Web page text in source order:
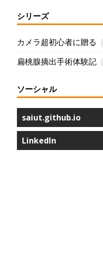
シリーズ
カメラ超初心者に贈る
扁桃腺摘出手術体験記
ソーシャル
saiut.github.io
LinkedIn